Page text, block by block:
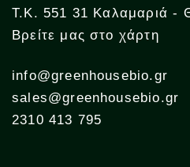
Τ.Κ. 551 31 Καλαμαριά -
Βρείτε μας στο χάρτη
info@greenhousebio.gr
sales@greenhousebio.gr
2310 413 795